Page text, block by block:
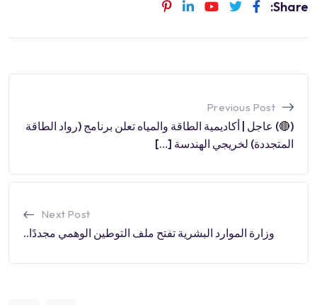
Share:
Previous Post
(🔴) عاجل | أكاديمية الطاقة والمياه تعلن برنامج (رواد الطاقة
المتجددة) لخريجي الهندسة […]
Next Post
وزارة الموارد البشرية تفتح ملف التوطين الوهمي مجددًا..